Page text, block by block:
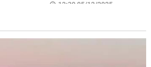
12:30 05/12/2025